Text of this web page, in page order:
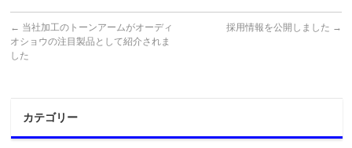
← 当社加工のトーンアームがオーディ
オショウの注目製品として紹介されま
した
採用情報を公開しました →
カテゴリー